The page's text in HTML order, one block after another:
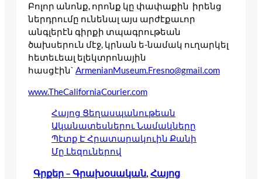
Բոլոր անոնք, որոնք կը փափաքին իրենց
ներդրումը ունենալ այս արժէքաւոր
անգլերէն գիրքի տպագրութեան
ծախսերուն մէջ, կրնան ե-նամակ ուղարկել
հետեւեալ ելեկտրոնային
հասցէին` ArmenianMuseum.Fresno@gmail.com
www.TheCaliforniaCourier.com
Հայոց Ցեղասպանութեան
Ականատեսներու Նամակները
Պէտք Է Հրատարակուին Քանի
Մը Լեզուներով
Գրքեր – Գրախօսական Հայոց